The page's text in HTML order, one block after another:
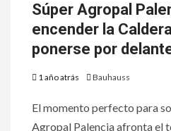
Súper Agropal
encender la
ponerse por
1 año atrás Bauhauss
El momento perfecto para
Agropal Palencia afronta el